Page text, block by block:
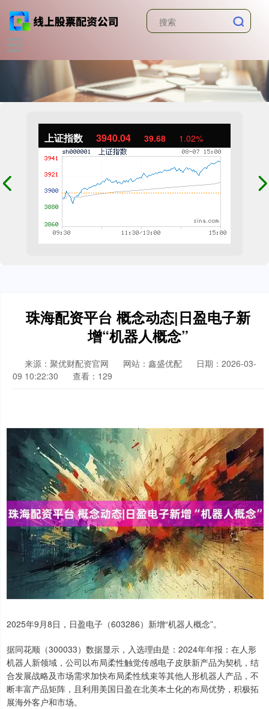
上证指数 3940.04 39.68 1.02%
珠海配资平台 概念动态|日盈电子新
增“机器人概念”
来源：聚优财配资官网 网站：鑫盛优配
日期：2026-03-
09 10:22:30
查看：129
2025年9月8日，日盈电子（603286）新增“机器人概念”。
据同花顺（300033）数据显示，入选理由是：2024年年报：在人形
机器人新领域，公司以布局柔性触觉传感电子皮肤新产品为契机，结
合发展战略及市场需求加快布局柔性线束等其他人形机器人产品，不
断丰富产品矩阵，且利用美国日盈在北美本土化的布局优势，积极拓
展海外客户和市场。